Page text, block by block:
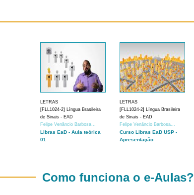
LETRAS
[FLL1024-2] Língua Brasileira
de Sinais - EAD
Felipe Venâncio Barbosa...
Libras EaD - Aula teórica
01
LETRAS
[FLL1024-2] Língua Brasileira
de Sinais - EAD
Felipe Venâncio Barbosa...
Curso Libras EaD USP -
Apresentação
Como funciona o e-Aulas?